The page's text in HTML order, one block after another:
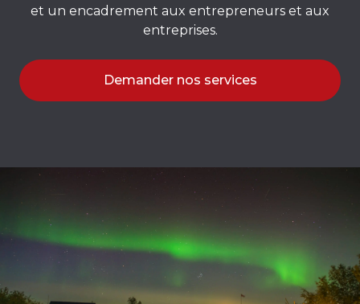
et un encadrement aux entrepreneurs et aux
entreprises.
Demander nos services